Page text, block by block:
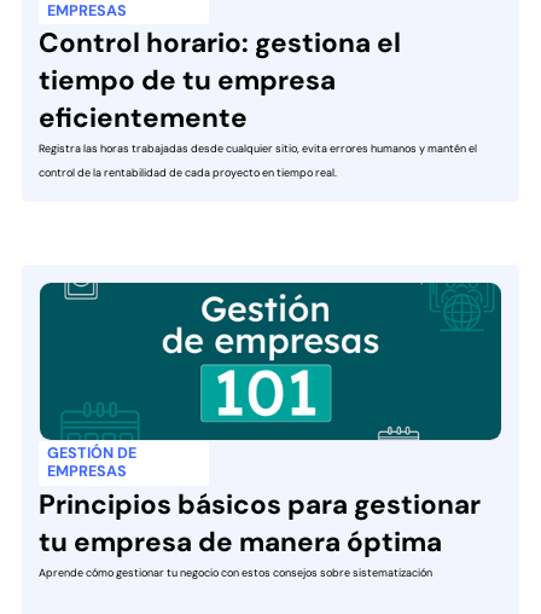
EMPRESAS
Control horario: gestiona el
tiempo de tu empresa
eficientemente
Registra las horas trabajadas desde cualquier sitio, evita errores humanos y mantén el
control de la rentabilidad de cada proyecto en tiempo real.
GESTIÓN DE
EMPRESAS
Principios básicos para gestionar
tu empresa de manera óptima
Aprende cómo gestionar tu negocio con estos consejos sobre sistematización